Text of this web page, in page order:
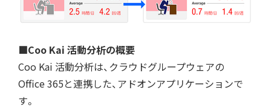
■Coo Kai 活動分析の概要
Coo Kai 活動分析は、クラウドグループウェアの
Office 365と連携した、アドオンアプリケーションで
す。